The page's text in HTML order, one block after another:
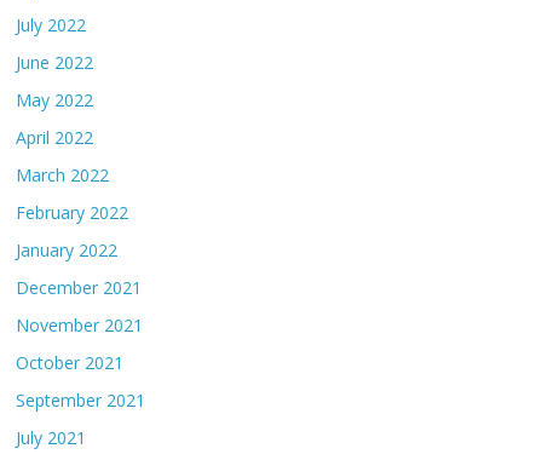
July 2022
June 2022
May 2022
April 2022
March 2022
February 2022
January 2022
December 2021
November 2021
October 2021
September 2021
July 2021